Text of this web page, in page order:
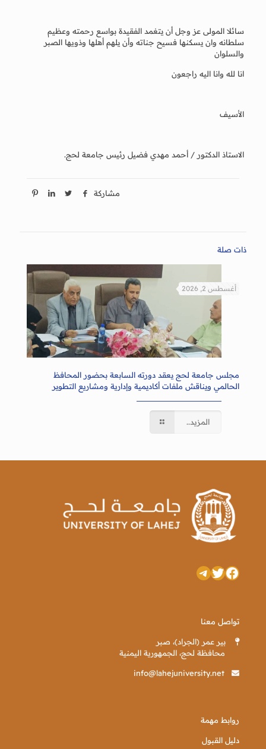
سائلا المولى عز وجل أن يتغمد الفقيدة بواسع رحمته وعظيم
سلطانه وان يسكنها فسيح جناته وأن يلهم أهلها وذويها الصبر
والسلوان
انا لله وانا اليه راجعون
الأسيف
الاستاذ الدكتور / أحمد مهدي فضيل رئيس جامعة لحج.
مشاركة
ذات صلة
أغسطس 2, 2026
مجلس جامعة لحج يعقد دورته السابعة بحضور المحافظ
الحالمي ويناقش ملفات أكاديمية وإدارية ومشاريع التطوير
المزيد..
فيسبوك
تويترتيليجرام
تواصل معنا
بير عمر (الجراد)، صبر
محافظة لحج، الجمهورية اليمنية
info@lahejuniversity.net
روابط مهمة
دليل القبول